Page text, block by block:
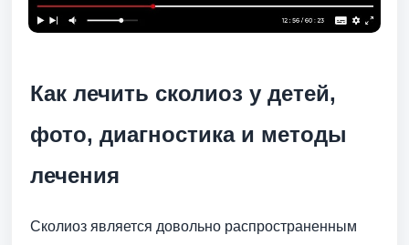
Как лечить сколиоз у детей,
фото, диагностика и методы
лечения
Сколиоз является довольно распространенным